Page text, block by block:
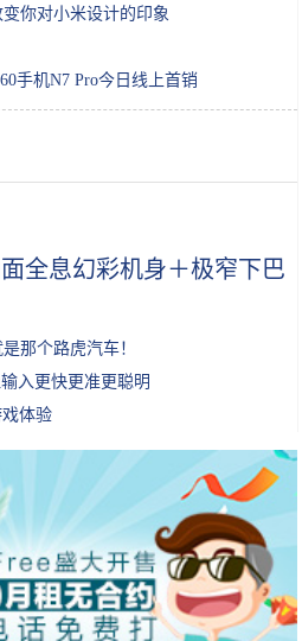
你对小米设计的印象
手机N7 Pro今日线上首销
这3个特征，快来看看你占了几个？
全息幻彩机身＋极窄下巴
那个路虎汽车！
入更快更准更聪明
体验